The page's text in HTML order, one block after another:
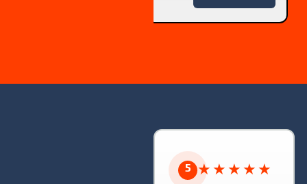
5 ★ ★ ★ ★ ★